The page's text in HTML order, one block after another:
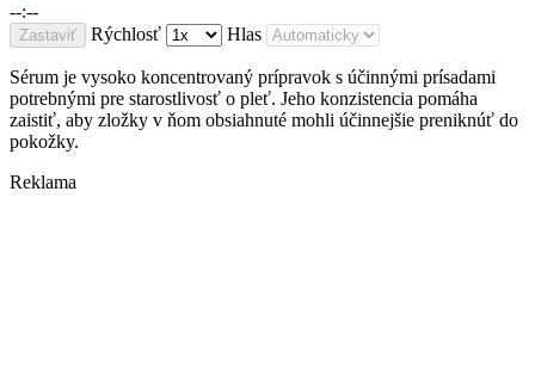
--:--
Zastaviť Rýchlosť Hlas
Sérum je vysoko koncentrovaný prípravok s účinnými prísadami
potrebnými pre starostlivosť o pleť. Jeho konzistencia pomáha
zaistiť, aby zložky v ňom obsiahnuté mohli účinnejšie preniknúť do
pokožky.
Reklama